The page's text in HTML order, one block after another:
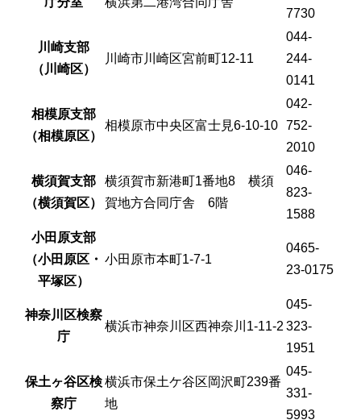
7730
川崎支部
（川崎区）
川崎市川崎区宮前町12-11
044-
244-
0141
相模原支部
（相模原区）
相模原市中央区富士見6-10-10
042-
752-
2010
横須賀支部
（横須賀区）
横須賀市新港町1番地8 横須
賀地方合同庁舎 6階
046-
823-
1588
小田原支部
（小田原区・
平塚区）
小田原市本町1-7-1
0465-
23-0175
神奈川区検察
庁
横浜市神奈川区西神奈川1-11-2
045-
323-
1951
保土ヶ谷区検
察庁
横浜市保土ケ谷区岡沢町239番
地
045-
331-
5993